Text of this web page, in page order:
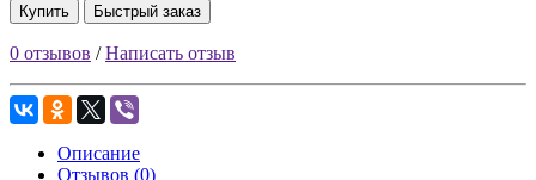
Купить Быстрый заказ
0 отзывов /Написать отзыв
Описание
Отзывов (0)